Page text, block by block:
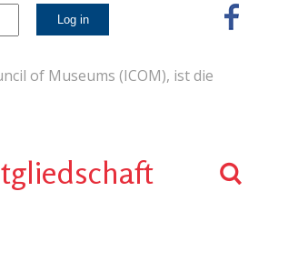
of Museums (ICOM), ist die